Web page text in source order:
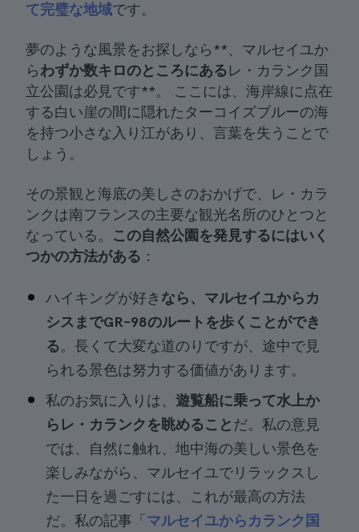
て完璧な地域です。
夢のような風景をお探しなら**、マルセイユか
らわずか数キロのところにあるレ・カランク国
立公園は必見です**。 ここには、海岸線に点在
する白い崖の間に隠れたターコイズブルーの海
を持つ小さな入り江があり、言葉を失うことで
しょう。
その景観と海底の美しさのおかげで、レ・カラ
ンクは南フランスの主要な観光名所のひとつと
なっている。 この自然公園を発見するにはいく
つかの方法がある ：
ハイキングが好き なら、マルセイユからカ
シスまでGR-98のルートを歩くことができ
る。長くて大変な道のりですが、途中で見
られる景色は努力する価値があります。
私のお気に入りは、 遊覧船に乗って水上か
らレ・カランクを眺めることだ。私の意見
では、自然に触れ、地中海の美しい景色を
楽しみながら、マルセイユでリラックスし
た一日を過ごすには、これが最高の方法
だ。私の記事「 マルセイユからカランク国